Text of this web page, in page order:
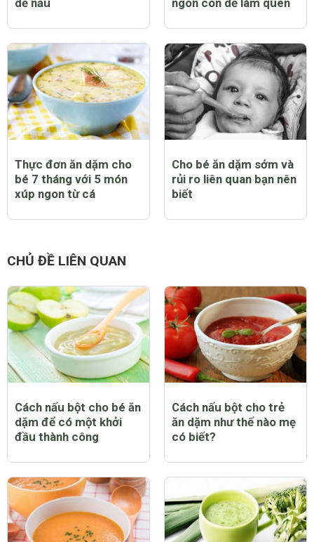
Thực đơn ăn dặm cho
bé 7 tháng với 5 món
xúp ngon từ cá
Cho bé ăn dặm sớm và
rủi ro liên quan bạn nên
biết
CHỦ ĐỀ LIÊN QUAN
Cách nấu bột cho bé ăn
dặm để có một khởi
đầu thành công
Cách nấu bột cho trẻ
ăn dặm như thế nào mẹ
có biết?